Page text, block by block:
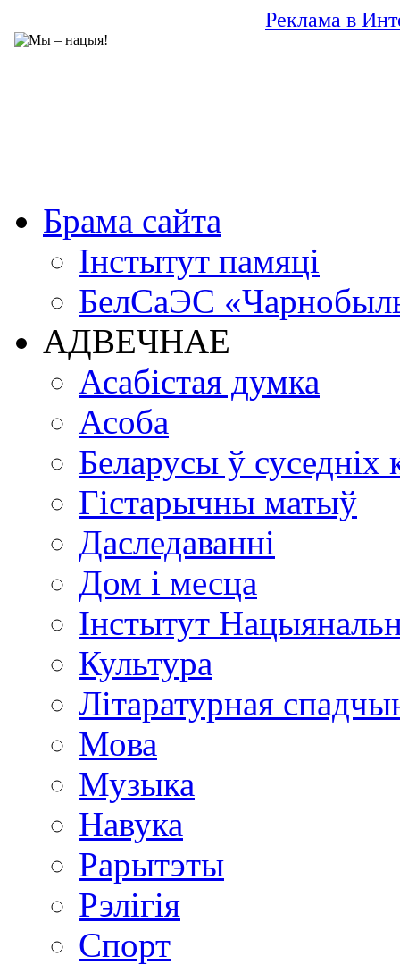
Реклама в
Брама сайта
Інстытут памяці
БелСаЭС
АДВЕЧНАЕ
Асабістая думка
Асоба
Беларусы ў суседніх
Гістарычны матыў
Даследаванні
Дом і месца
Інстытут
Культура
Літаратурная
Мова
Музыка
Навука
Рарытэты
Рэлігія
Спорт